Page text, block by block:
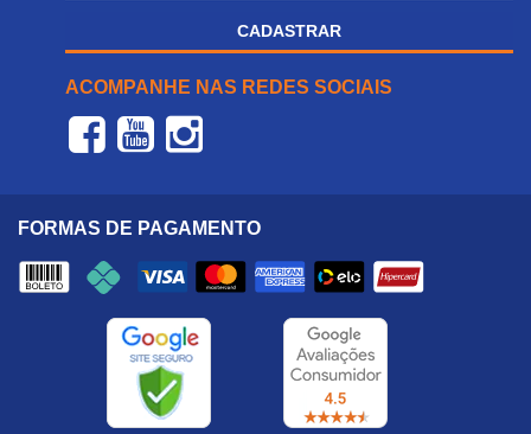
CADASTRAR
ACOMPANHE NAS REDES SOCIAIS
FORMAS DE PAGAMENTO